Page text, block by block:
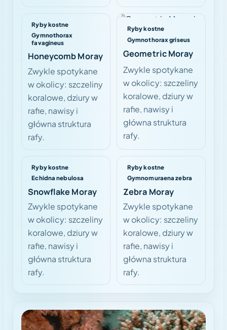
Ryby kostne
Gymnothorax
favagineus
Honeycomb Moray
Zwykle spotykane
w okolicy: szczeliny
koralowe, dziury w
rafie, nawisy i
główna struktura
rafy.
Ryby kostne
Gymnothorax griseus
Geometric Moray
Zwykle spotykane
w okolicy: szczeliny
koralowe, dziury w
rafie, nawisy i
główna struktura
rafy.
Ryby kostne
Echidna nebulosa
Snowflake Moray
Zwykle spotykane
w okolicy: szczeliny
koralowe, dziury w
rafie, nawisy i
główna struktura
rafy.
Ryby kostne
Gymnomuraena zebra
Zebra Moray
Zwykle spotykane
w okolicy: szczeliny
koralowe, dziury w
rafie, nawisy i
główna struktura
rafy.